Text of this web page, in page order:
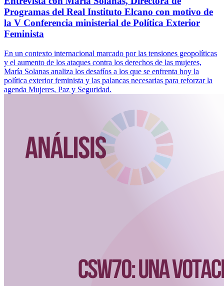
Programas del Real Instituto Elcano con motivo de
la V Conferencia ministerial de Política Exterior
Feminista
En un contexto internacional marcado por las tensiones geopolíticas
y el aumento de los ataques contra los derechos de las mujeres,
María Solanas analiza los desafíos a los que se enfrenta hoy la
política exterior feminista y las palancas necesarias para reforzar la
agenda Mujeres, Paz y Seguridad.